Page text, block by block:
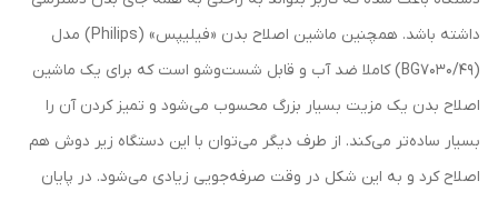
داشته باشد. همچنین ماشین اصلاح بدن «فیلیپس» (Philips) مدل
(BG7030/49) کاملا ضد آب و قابل شست‌وشو است که برای یک ماشین
اصلاح بدن یک مزیت بسیار بزرگ محسوب می‌شود و تمیز کردن آن را
بسیار ساده‌تر می‌کند. از طرف دیگر می‌توان با این دستگاه زیر دوش هم
اصلاح کرد و به این شکل در وقت صرفه‌جویی زیادی می‌شود. در پایان